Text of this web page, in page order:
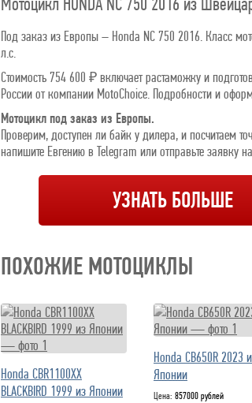
Под заказ из Европы – Honda NC 750 2016. Класс
л.с.
Стоимость 754 600 ₽ включает растаможку и
России от компании MotoChoice. Подробности и
Мотоцикл под заказ из Европы.
Проверим, доступен ли байк у дилера, и посчитаем
напишите Евгению в Telegram или отправьте заявку
УЗНАТЬ БОЛЬШЕ
ПОХОЖИЕ МОТОЦИКЛЫ
Honda CBR1100XX
BLACKBIRD 1999 из Японии
Honda CB650R 2023
Японии
Цена: 857000 рублей